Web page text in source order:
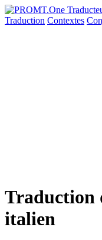
Traduction Contextes
Traduction
italien